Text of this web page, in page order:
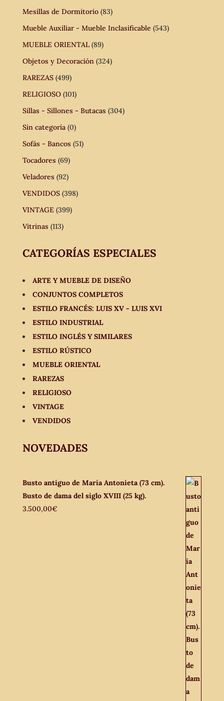
Mesillas de Dormitorio (83)
Mueble Auxiliar - Mueble Inclasificable (543)
MUEBLE ORIENTAL (89)
Objetos y Decoración (324)
RAREZAS (499)
RELIGIOSO (101)
Sillas - Sillones - Butacas (304)
Sin categoría (0)
Sofás - Bancos (51)
Tocadores (69)
Veladores (92)
VENDIDOS (398)
VINTAGE (399)
Vitrinas (113)
CATEGORÍAS ESPECIALES
ARTE Y MUEBLE DE DISEÑO
CONJUNTOS COMPLETOS
ESTILO FRANCÉS: LUIS XV - LUIS XVI
ESTILO INDUSTRIAL
ESTILO INGLÉS Y SIMILARES
ESTILO RÚSTICO
MUEBLE ORIENTAL
RAREZAS
RELIGIOSO
VINTAGE
VENDIDOS
NOVEDADES
Busto antiguo de María Antonieta (73 cm).
Busto de dama del siglo XVIII (25 kg).
3.500,00€